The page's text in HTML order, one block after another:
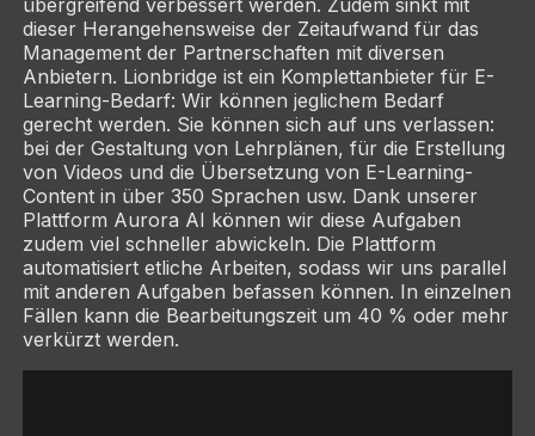
übergreifend verbessert werden. Zudem sinkt mit
dieser Herangehensweise der Zeitaufwand für das
Management der Partnerschaften mit diversen
Anbietern. Lionbridge ist ein Komplettanbieter für E-
Learning-Bedarf: Wir können jeglichem Bedarf
gerecht werden. Sie können sich auf uns verlassen:
bei der Gestaltung von Lehrplänen, für die Erstellung
von Videos und die Übersetzung von E-Learning-
Content in über 350 Sprachen usw. Dank unserer
Plattform Aurora AI können wir diese Aufgaben
zudem viel schneller abwickeln. Die Plattform
automatisiert etliche Arbeiten, sodass wir uns parallel
mit anderen Aufgaben befassen können. In einzelnen
Fällen kann die Bearbeitungszeit um 40 % oder mehr
verkürzt werden.